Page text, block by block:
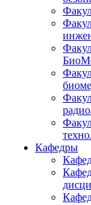
Кафедры